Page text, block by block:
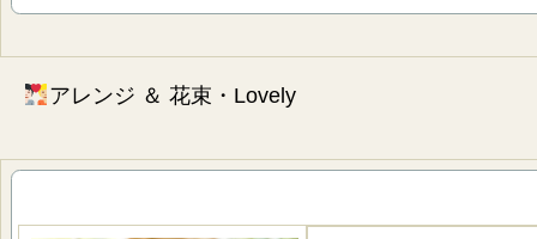
アレンジ ＆ 花束・Lovely